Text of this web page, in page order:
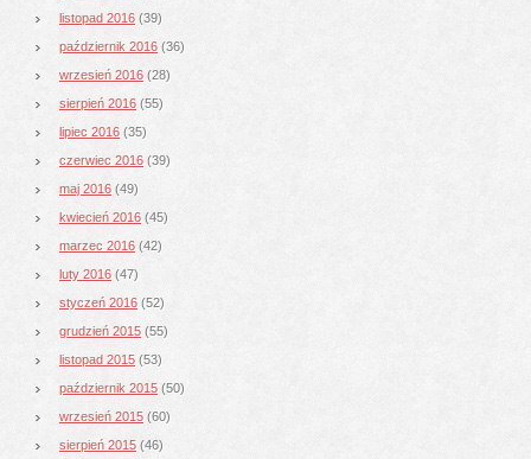
listopad 2016 (39)
październik 2016 (36)
wrzesień 2016 (28)
sierpień 2016 (55)
lipiec 2016 (35)
czerwiec 2016 (39)
maj 2016 (49)
kwiecień 2016 (45)
marzec 2016 (42)
luty 2016 (47)
styczeń 2016 (52)
grudzień 2015 (55)
listopad 2015 (53)
październik 2015 (50)
wrzesień 2015 (60)
sierpień 2015 (46)